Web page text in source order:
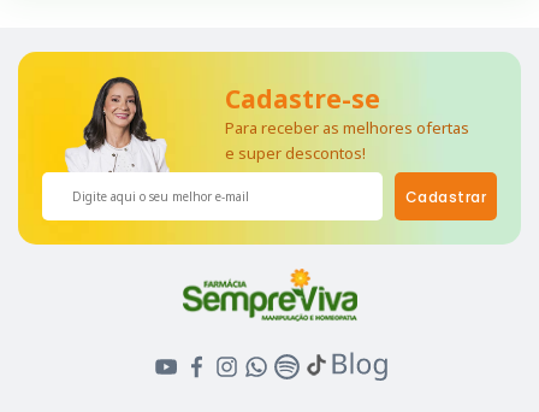
Cadastre-se
Para receber as melhores ofertas
e super descontos!
Cadastrar